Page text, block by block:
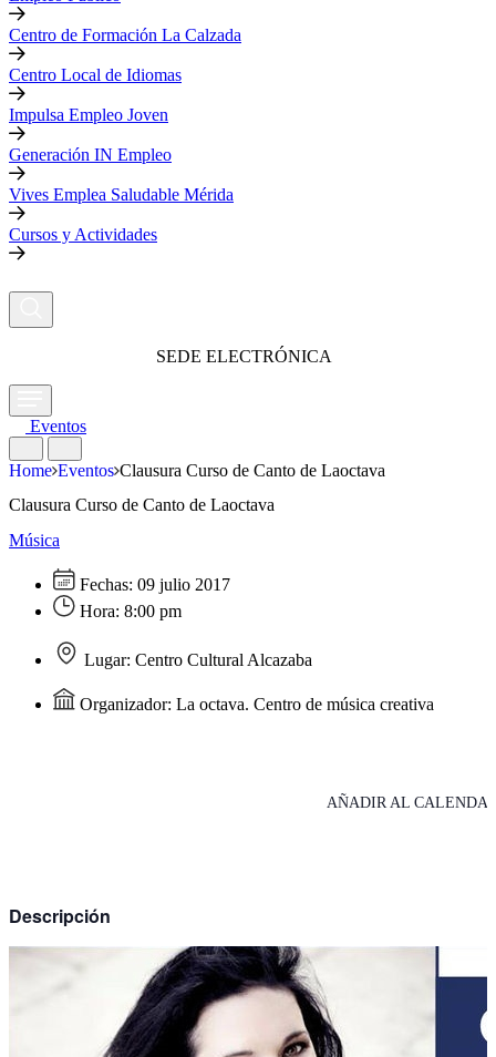
Centro de Formación La Calzada
Centro Local de Idiomas
Impulsa Empleo Joven
Generación IN Empleo
Vives Emplea Saludable Mérida
Cursos y Actividades
SEDE ELECTRÓNICA
Eventos
Home Eventos Clausura Curso de Canto de Laoctava
Clausura Curso de Canto de Laoctava
Música
Fechas: 09 julio 2017
Hora: 8:00 pm
Lugar: Centro Cultural Alcazaba
Organizador: La octava. Centro de música creativa
AÑADIR AL
Descripción